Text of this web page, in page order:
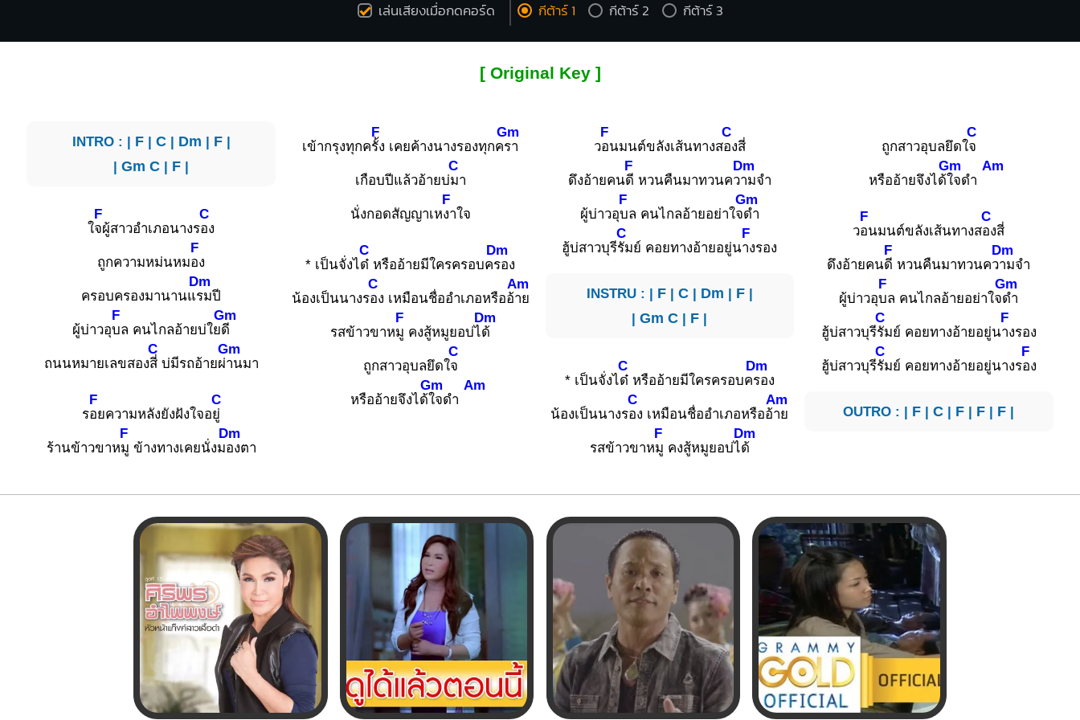
เล่นเสียงเมื่อกดคอร์ด กีต้าร์ 1 กีต้าร์ 2 กีต้าร์ 3
[ Original Key ]
INTRO : | F| C| Dm | F|
|Gm C | F |
ใ
F
จผู้สาวอำเภอนางร
C
อง
ถูกความหม่นหม
F
อง
ครอบครองมานานแ
Dm
รมปี
ผู้บ่าวอุ
F
บล คนไกลอ้ายบ่ใย
Gm
ดี
ถนนหมายเลขสอง
C
สี่ บ่มีรถอ้ายผ่
Gm
านมา
ร
F
อยความหลังยังฝังใจอ
C
ยู่
ร้านข้าวขาห
F
มู ข้างทางเคยนั่งม
Dm
องตา
เข้ากรุงทุกค
F
รั้ง เคยค้างนางรองทุกค
Gm
รา
เกือบปีแล้วอ้ายบ่
C
มา
นั่งกอดสัญญาเห
F
งาใจ
* เป็นจั่งไ
C
ด๋ หรืออ้ายมีใครครอบค
Dm
รอง
น้องเป็นนางร
C
อง เหมือนชื่ออำเภอหรืออ้
Am
าย
รสข้าวขาห
F
มู คงสู้หมูยอบ่ไ
Dm
ด้
ถูกสาวอุบลยึดใ
C
จ
หรืออ้ายจึงได้
Gm
ใจดำ
Am
ว
F
อนมนต์ขลังเส้นทางส
C
องสี่
ดึงอ้ายคน
F
ดี หวนคืนมาทวนคว
Dm
ามจำ
ผู้บ่าวอุ
F
บล คนไกลอ้ายอย่าใจ
Gm
ดำ
ฮู้บ่สาวบุรี
C
รัมย์ คอยทางอ้ายอยู่น
F
างรอง
INSTRU : | F| C| Dm | F|
|Gm C | F |
* เป็นจั่งไ
C
ด๋ หรืออ้ายมีใครครอบค
Dm
รอง
น้องเป็นนางร
C
อง เหมือนชื่ออำเภอหรืออ้
Am
าย
รสข้าวขาห
F
มู คงสู้หมูยอบ่ไ
Dm
ด้
ถูกสาวอุบลยึดใ
C
จ
หรืออ้ายจึงได้
Gm
ใจดำ
Am
ว
F
อนมนต์ขลังเส้นทางส
C
องสี่
ดึงอ้ายคน
F
ดี หวนคืนมาทวนคว
Dm
ามจำ
ผู้บ่าวอุ
F
บล คนไกลอ้ายอย่าใจ
Gm
ดำ
ฮู้บ่สาวบุรี
C
รัมย์ คอยทางอ้ายอยู่น
F
างรอง
ฮู้บ่สาวบุรี
C
รัมย์ คอยทางอ้ายอยู่นางร
F
อง
OUTRO : | F |C | F | F | F |